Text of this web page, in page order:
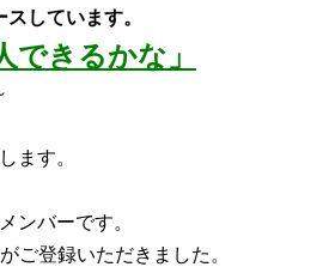
しています。
できるかな」
ます。
ンバーです。
ご登録いただきました。